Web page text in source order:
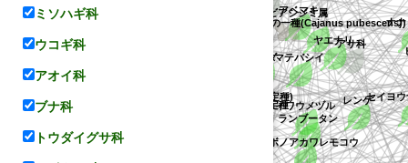
アサ科
マテバシイ
ノボタン科
オナガシジミ属
ヒメグルミ
スダジイ
テリハコブガシ
シジミ属
シバハギ
ヤマハギ
レンゲ
エンジュ
(キマメ属の一種(Cajanus pubescens))
(ササゲ属の一種(Vigna lanceolata))
シジミ
ナガボノアカワレモコウ
イワウメ科
(ナンバンクサフジ属の不特定種)
イワウメヅル
ミソハギ科
ウコギ科
アオイ科
ブナ科
トウダイグサ科